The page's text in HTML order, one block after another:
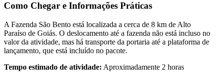
Como Chegar e Informações Práticas
A Fazenda São Bento está localizada a cerca de 8 km de Alto
Paraíso de Goiás. O deslocamento até a fazenda não está incluso no
valor da atividade, mas há transporte da portaria até a plataforma de
lançamento, que está incluído no pacote.
Tempo estimado de atividade: Aproximadamente 2 horas